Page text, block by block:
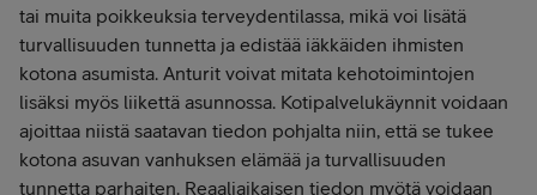
tai muita poikkeuksia terveydentilassa, mikä voi lisätä
turvallisuuden tunnetta ja edistää iäkkäiden ihmisten
kotona asumista. Anturit voivat mitata kehotoimintojen
lisäksi myös liikettä asunnossa. Kotipalvelukäynnit voidaan
ajoittaa niistä saatavan tiedon pohjalta niin, että se tukee
kotona asuvan vanhuksen elämää ja turvallisuuden
tunnetta parhaiten. Reaaliaikaisen tiedon myötä voidaan